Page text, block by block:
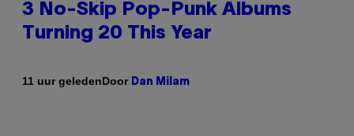
3 No-Skip Pop-Punk Albums
Turning 20 This Year
11 uur geledenDoor Dan Milam